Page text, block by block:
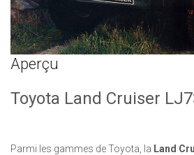
Aperçu
Toyota Land Cruiser
Parmi les gammes de Toyota, la Land